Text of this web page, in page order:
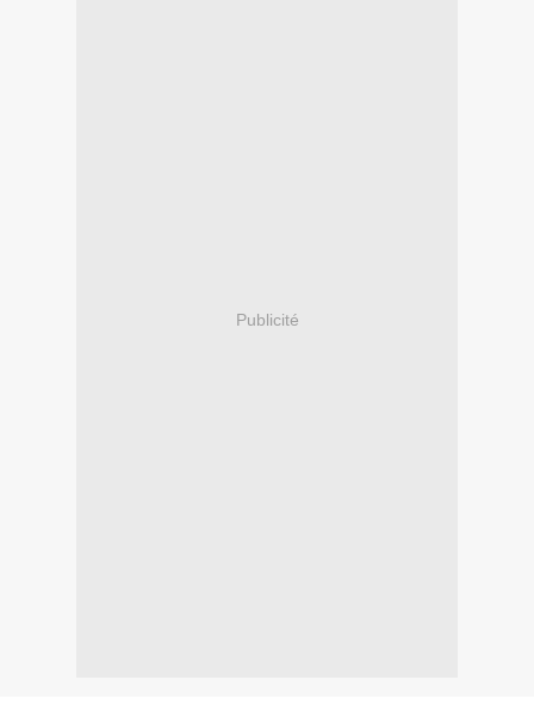
Publicité